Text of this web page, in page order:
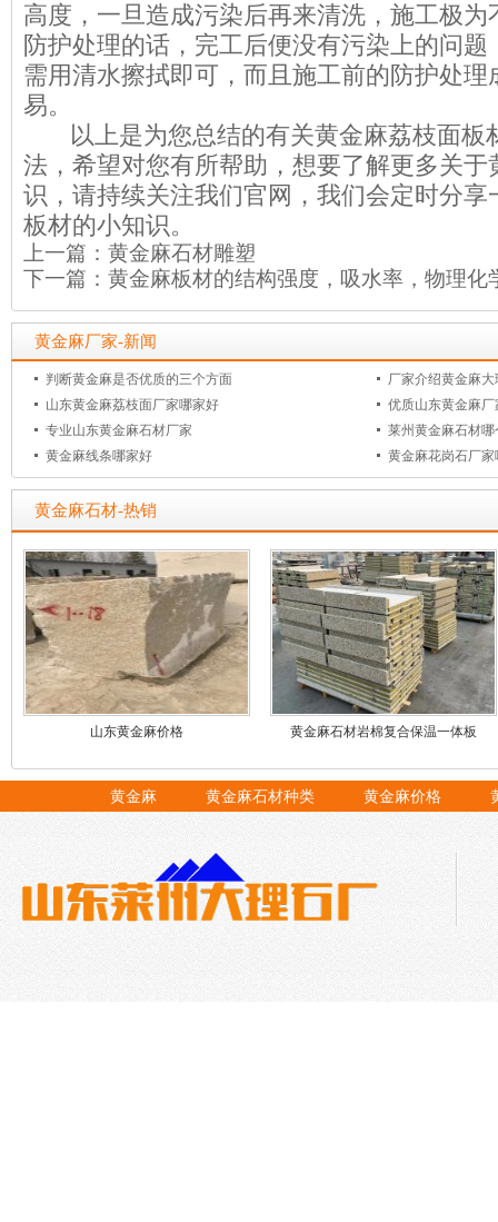
高度，一旦造成污染后再来清洗，施工极
防护处理的话，完工后便没有污染上的问
需用清水擦拭即可，而且施工前的防护处
易。
以上是为您总结的有关黄金麻荔枝面板
法，希望对您有所帮助，想要了解更多关
识，请持续关注我们官网，我们会定时分
板材的小知识。
上一篇： 黄金麻石材雕塑
下一篇： 黄金麻板材的结构强度，吸水率，物理化
黄金麻厂家-新闻
判断黄金麻是否优质的三个方面
厂家介绍黄金麻
山东黄金麻荔枝面厂家哪家好
优质山东黄金麻厂
专业山东黄金麻石材厂家
莱州黄金麻石材哪
黄金麻线条哪家好
黄金麻花岗石厂家
黄金麻石材-热销
山东黄金麻价格 黄金麻石材岩棉复合保温一体板
黄金麻 黄金麻石材种类 黄金麻价格